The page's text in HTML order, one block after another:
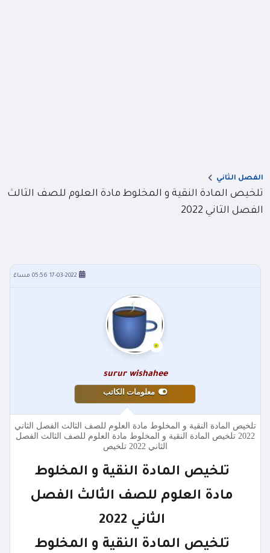
الفصل الثاني
تلخيص المادة النقية و المخلوط مادة العلوم للصف الثالث
الفصل الثاني 2022
17-03-2022 05:56 مساءً
surur wishahee
معلومات الكاتب
تلخيص المادة النقية و المخلوط مادة العلوم للصف الثالث الفصل الثاني
2022 تلخيص المادة النقية و المخلوط مادة العلوم للصف الثالث الفصل
الثاني 2022 تلخيص
تلخيص المادة النقية و المخلوط
مادة العلوم للصف الثالث الفصل
الثاني 2022
تلخيص المادة النقية و المخلوط